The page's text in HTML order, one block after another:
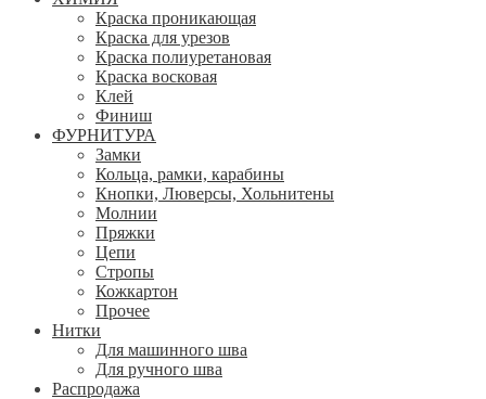
Краска проникающая
Краска для урезов
Краска полиуретановая
Краска восковая
Клей
Финиш
ФУРНИТУРА
Замки
Кольца, рамки, карабины
Кнопки, Люверсы, Хольнитены
Молнии
Пряжки
Цепи
Стропы
Кожкартон
Прочее
Нитки
Для машинного шва
Для ручного шва
Распродажа